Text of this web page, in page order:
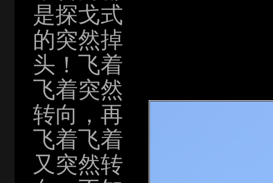
是探戈式
的突然掉
头！飞着
飞着突然
转向，再
飞着飞着
又突然转